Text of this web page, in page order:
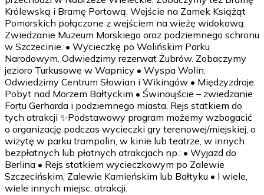
Królewską i Bramę Portową. Wejście na Zamek Książąt
Pomorskich połączone z wejściem na wieżę widokową.
Zwiedzanie Muzeum Morskiego oraz podziemnego schronu
w Szczecinie. • Wycieczkę po Wolińskim Parku
Narodowym. Odwiedzimy rezerwat Żubrów. Zobaczymy
jezioro Turkusowe w Wapnicy • Wyspa Wolin.
Odwiedzimy Centrum Słowian i Wikingów • Międzyzdroje.
Pobyt nad Morzem Bałtyckim • Świnoujście – zwiedzanie
Fortu Gerharda i podziemnego miasta. Rejs statkiem do
tych atrakcji ✨Podstawowy program możemy wzbogacić
o organizację podczas wycieczki gry terenowej/miejskiej, o
wizytę w parku trampolin, w kinie lub teatrze, w innych
bezpłatnych lub płatnych atrakcjach np.: • Wyjazd do
Berlina • Rejs statkiem wycieczkowym po Zalewie
Szczecińskim, Zalewie Kamieńskim lub Bałtyku • I wiele,
wiele innych miejsc, atrakcji.